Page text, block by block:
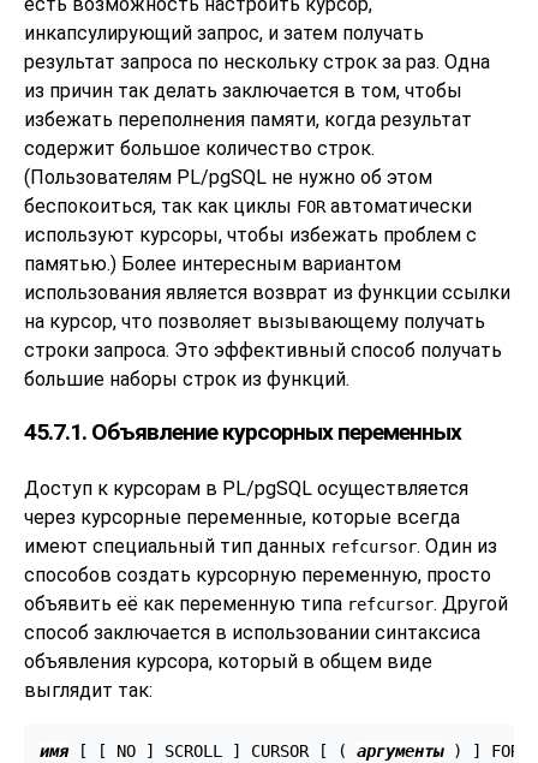
инкапсулирующий запрос, и затем получать
результат запроса по нескольку строк за раз. Одна
из причин так делать заключается в том, чтобы
избежать переполнения памяти, когда результат
содержит большое количество строк.
(Пользователям PL/pgSQL не нужно об этом
беспокоиться, так как циклы FORавтоматически
используют курсоры, чтобы избежать проблем с
памятью.) Более интересным вариантом
использования является возврат из функции ссылки
на курсор, что позволяет вызывающему получать
строки запроса. Это эффективный способ получать
большие наборы строк из функций.
45.7.1. Объявление курсорных переменных
Доступ к курсорам в PL/pgSQL осуществляется
через курсорные переменные, которые всегда
имеют специальный тип данных refcursor. Один из
способов создать курсорную переменную, просто
объявить её как переменную типа refcursor. Другой
способ заключается в использовании синтаксиса
объявления курсора, который в общем виде
выглядит так:
имя [ [ NO ] SCROLL ] CURSOR [ ( аргументы ) ] FOR